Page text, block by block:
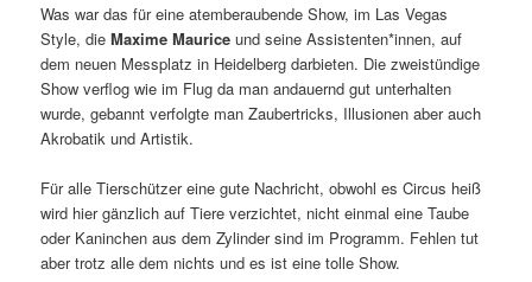
Was war das für eine atemberaubende Show, im Las Vegas
Style, dieMaxime Maurice und seine Assistenten*innen, auf
dem neuen Messplatz in Heidelberg darbieten. Die zweistündige
Show verflog wie im Flug da man andauernd gut unterhalten
wurde, gebannt verfolgte man Zaubertricks, Illusionen aber auch
Akrobatik und Artistik.
Für alle Tierschützer eine gute Nachricht, obwohl es Circus heiß
wird hier gänzlich auf Tiere verzichtet, nicht einmal eine Taube
oder Kaninchen aus dem Zylinder sind im Programm. Fehlen tut
aber trotz alle dem nichts und es ist eine tolle Show.